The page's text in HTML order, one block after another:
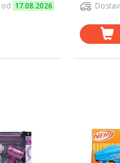
od 17.08.2026